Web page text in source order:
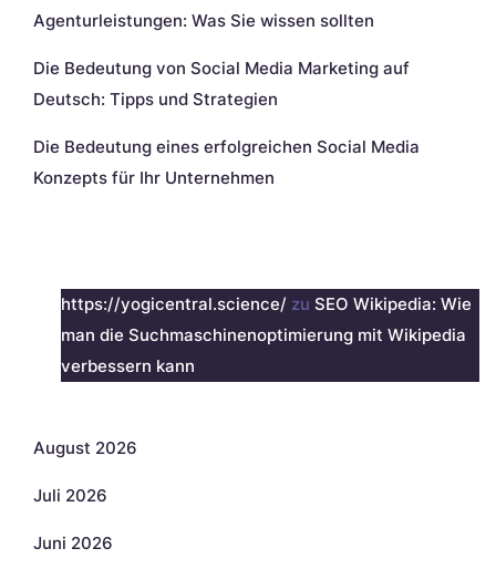
Agenturleistungen: Was Sie wissen sollten
Die Bedeutung von Social Media Marketing auf
Deutsch: Tipps und Strategien
Die Bedeutung eines erfolgreichen Social Media
Konzepts für Ihr Unternehmen
https://yogicentral.science/ zu SEO Wikipedia: Wie
man die Suchmaschinenoptimierung mit Wikipedia
verbessern kann
August 2026
Juli 2026
Juni 2026